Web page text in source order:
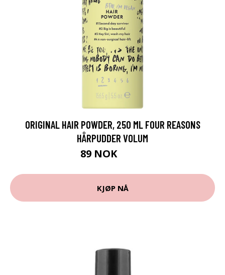
ORIGINAL HAIR POWDER, 250 ML FOUR REASONS
HÅRPUDDER VOLUM
89 NOK
KJØP NÅ